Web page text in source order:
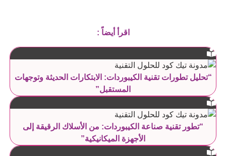
اقرأ أيضاً :
“تحليل تطورات تقنية الكيبوردات: الابتكارات الحديثة وتوجهات
المستقبل”
“تطور تقنية صناعة الكيبوردات: من الأسلاك الرقيقة إلى
الأجهزة الميكانيكية”